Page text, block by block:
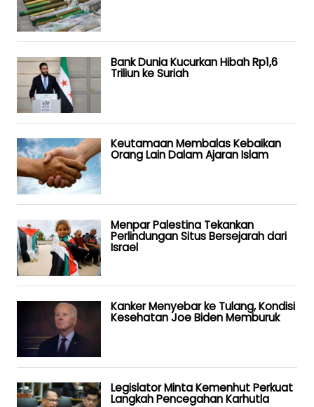
Bank Dunia Kucurkan Hibah Rp1,6
Triliun ke Suriah
Keutamaan Membalas Kebaikan
Orang Lain Dalam Ajaran Islam
Menpar Palestina Tekankan
Perlindungan Situs Bersejarah dari
Israel
Kanker Menyebar ke Tulang, Kondisi
Kesehatan Joe Biden Memburuk
Legislator Minta Kemenhut Perkuat
Langkah Pencegahan Karhutla